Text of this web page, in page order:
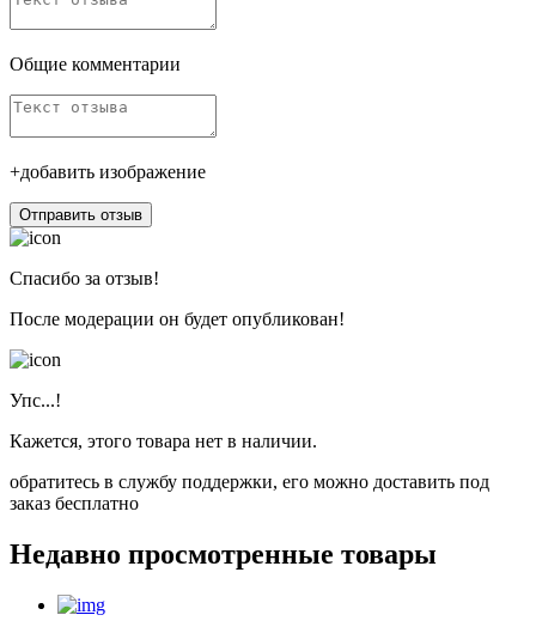
Общие комментарии
+добавить изображение
Отправить отзыв
Спасибо за отзыв!
После модерации он будет опубликован!
Упс...!
Кажется, этого товара нет в наличии.
обратитесь в службу поддержки, его можно доставить под
заказ бесплатно
Недавно просмотренные товары